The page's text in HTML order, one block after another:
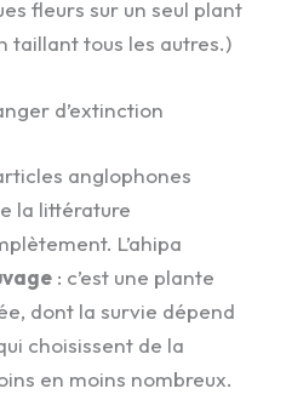
fleurs sur un seul plant
taillant tous les autres.)
d’extinction
anglophones
la littérature
L’ahipa
: c’est une plante
dont la survie dépend
choisissent de la
en moins nombreux.